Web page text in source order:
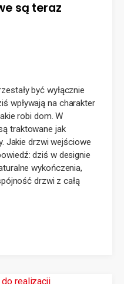
są teraz
być wyłącznie
wpływają na charakter
robi dom. W
traktowane jak
Jakie drzwi wejściowe
dziś w designie
wykończenia,
drzwi z całą